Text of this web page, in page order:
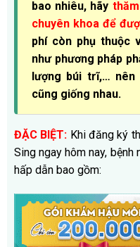
bao nhiêu, hãy
chuyên khoa để
phí còn phụ thuộc
như phương pháp
lượng búi trĩ,… nên
cũng giống nhau.
ĐẶC BIỆT: Khi đăng ký
Sing ngay hôm nay,
hấp dẫn bao gồm: